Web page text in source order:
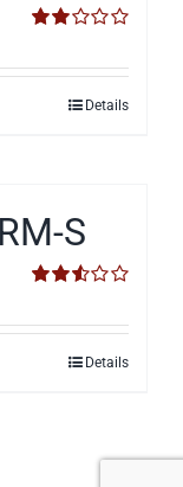
2.00
su 5
Details
S
2.53
su 5
Details